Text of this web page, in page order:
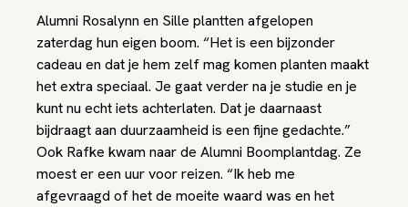
Alumni Rosalynn en Sille plantten afgelopen
zaterdag hun eigen boom. “Het is een bijzonder
cadeau en dat je hem zelf mag komen planten maakt
het extra speciaal. Je gaat verder na je studie en je
kunt nu echt iets achterlaten. Dat je daarnaast
bijdraagt aan duurzaamheid is een fijne gedachte.”
Ook Rafke kwam naar de Alumni Boomplantdag. Ze
moest er een uur voor reizen. “Ik heb me
afgevraagd of het de moeite waard was en het